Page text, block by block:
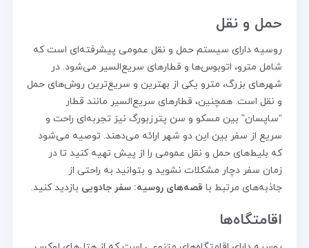
حمل و نقل
روسیه دارای سیستم حمل و نقل عمومی پیشرفته‌ای است که
شامل مترو، اتوبوس‌ها و قطارهای سریع‌السیر می‌شود. در
شهرهای بزرگ، مترو یکی از بهترین و سریع‌ترین روش‌های حمل
و نقل است. همچنین، قطارهای سریع‌السیر مانند قطار
“ساپسان” بین مسکو و سن پترزبورگ نیز تجربه‌ای راحت و
سریع از سفر بین این دو شهر ارائه می‌دهند. توصیه می‌شود
که بلیط‌های حمل و نقل عمومی را از پیش تهیه کنید تا در
زمان سفر دچار مشکلات نشوید و بتوانید به راحتی از
جاذبه‌های مرتبط با قصه‌های روسیه: سفر جادویی بازدید کنید.
اقامتگاه‌ها